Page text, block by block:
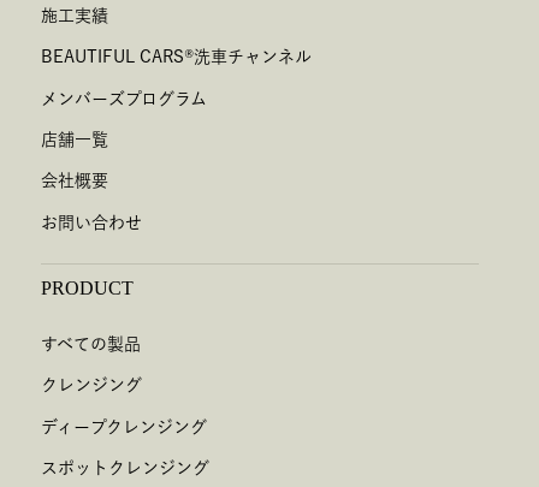
施工実績
BEAUTIFUL CARS®洗車チャンネル
メンバーズプログラム
店舗一覧
会社概要
お問い合わせ
PRODUCT
すべての製品
クレンジング
ディープクレンジング
スポットクレンジング